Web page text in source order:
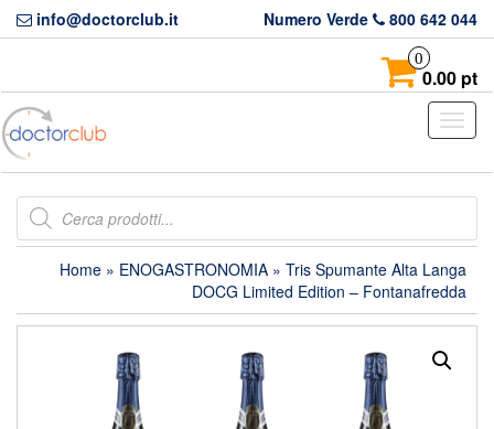
Skip
to
info@doctorclub.it Numero Verde 800 642 044
0
0.00 pt
Products
search
Home » ENOGASTRONOMIA » Tris Spumante Alta Langa
DOCG Limited Edition – Fontanafredda